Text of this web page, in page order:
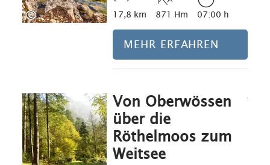
© 17,8 km 871 Hm 07:00 h
MEHR ERFAHREN
Von Oberwössen
über die
Röthelmoos zum
Weitsee